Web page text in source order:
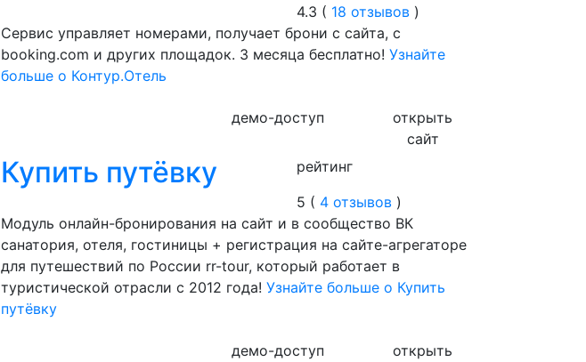
4.3 ( 18 отзывов )
Сервис управляет номерами, получает брони с сайта, с
booking.com и других площадок. 3 месяца бесплатно! Узнайте
больше о Контур.Отель
демо-доступ
открыть
сайт
Купить путёвку
рейтинг
5 ( 4 отзывов )
Модуль онлайн-бронирования на сайт и в сообщество ВК
санатория, отеля, гостиницы + регистрация на сайте-агрегаторе
для путешествий по России rr-tour, который работает в
туристической отрасли с 2012 года! Узнайте больше о Купить
путёвку
демо-доступ
открыть